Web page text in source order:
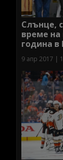
Слънце,
време на
година
9 апр 2017 |